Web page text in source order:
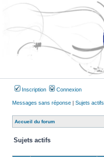
Inscription Connexion
Messages sans réponse | Sujets actifs
Accueil du forum
Sujets actifs